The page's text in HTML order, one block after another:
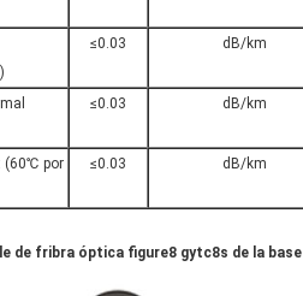
≤0.03 dB/km
≤0.03 dB/km
(60℃ por
≤0.03 dB/km
de fribra óptica figure8 gytc8s de la base